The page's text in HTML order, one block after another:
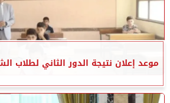
موعد إعلان نتيجة الدور الثاني لطلاب